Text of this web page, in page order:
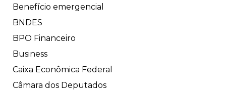
Benefício emergencial
BNDES
BPO Financeiro
Business
Caixa Econômica Federal
Câmara dos Deputados